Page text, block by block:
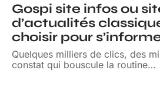
Gospi site infos ou
d’actualités
choisir pour
Quelques milliers de clics, des
constat qui bouscule la routine…